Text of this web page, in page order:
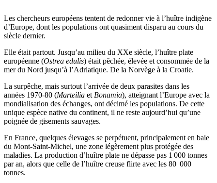
Les chercheurs européens tentent de redonner vie à l’huître indigène
d’Europe, dont les populations ont quasiment disparu au cours du
siècle dernier.
Elle était partout. Jusqu’au milieu du XXe siècle, l’huître plate
européenne (Ostrea edulis) était pêchée, élevée et consommée de la
mer du Nord jusqu’à l’Adriatique. De la Norvège à la Croatie.
La surpêche, mais surtout l’arrivée de deux parasites dans les
années 1970-80 (Marteilia et Bonamia), atteignant l’Europe avec la
mondialisation des échanges, ont décimé les populations. De cette
unique espèce native du continent, il ne reste aujourd’hui qu’une
poignée de gisements sauvages.
En France, quelques élevages se perpétuent, principalement en baie
du Mont-Saint-Michel, une zone légèrement plus protégée des
maladies. La production d’huître plate ne dépasse pas 1 000 tonnes
par an, alors que celle de l’huître creuse flirte avec les 80 000
tonnes.